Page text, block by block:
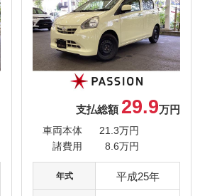
支払総額 29.9万円
車両本体
21.3万円
諸費用
8.6万円
年式 平成25年